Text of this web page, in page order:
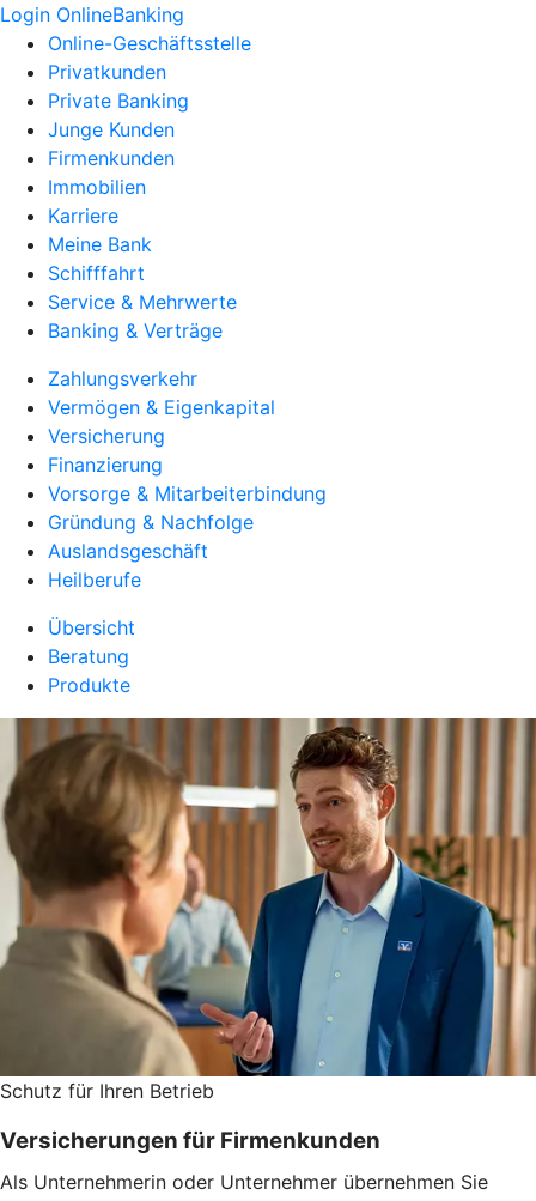
Login OnlineBanking
Online-Geschäftsstelle
Privatkunden
Private Banking
Junge Kunden
Firmenkunden
Immobilien
Karriere
Meine Bank
Schifffahrt
Service & Mehrwerte
Banking & Verträge
Zahlungsverkehr
Vermögen & Eigenkapital
Versicherung
Finanzierung
Vorsorge & Mitarbeiterbindung
Gründung & Nachfolge
Auslandsgeschäft
Heilberufe
Übersicht
Beratung
Produkte
Schutz für Ihren Betrieb
Versicherungen für Firmenkunden
Als Unternehmerin oder Unternehmer übernehmen Sie